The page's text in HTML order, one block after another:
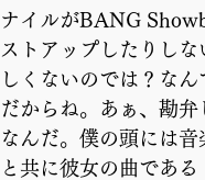
ナイルがBANG
ストアップしたりし
しくないのでは？な
だからね。あぁ、勘
なんだ。僕の頭には
と共に彼女の曲であ